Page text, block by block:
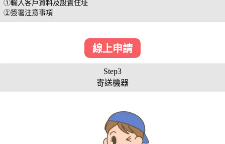
①輸入客戶資料及設置住址
②簽署注意事項
線上申請
Step3
寄送機器